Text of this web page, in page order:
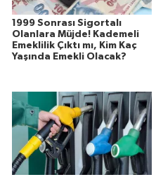
1999 Sonrası Sigortalı
Olanlara Müjde! Kademeli
Emeklilik Çıktı mı, Kim Kaç
Yaşında Emekli Olacak?